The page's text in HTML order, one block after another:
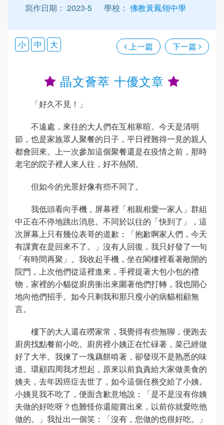
寫作日期： 2023-5
學校： 佛教黃鳳翎中學
上一篇 下一篇
小 中 大
晶文薈萃 十優文章
「好久不見！」
不遠處，來往的大人們在互相寒暄。今天是清明
節，也是家族眾人聚餐的日子，平日裡難得一見的親人
都會回來。上一次參加這個聚餐還是在疫情之前，那時
老宅的院子裡人來人往，好不熱鬧。
但如今的光景好像有些不同了。
我低頭看向手機，屏幕裡「相親相愛一家人」群組
中正在不停地跳出消息。不同於以往的「快到了」，這
次屏幕上只有幾位表哥的道歉：「抱歉啊家人們，今天
有課實在是回來不了。」沒有人回復，我只好發了一句
「有時間再聚」。我收起手機，坐在閣樓裡看著敞開的
院門，上次他們從這裡進來，手裡提著大包小包的禮
物，家裡的小貓從廚房衝出來圍著他們打轉，我也開心
地向他們招手。如今只剩我和那只瘦小的病貓相顧無
言。
樓下的大人還在嘮家常，我覺得有些無聊，便跑去
廚房找點餐前小吃。廚房裡小姨正在忙碌著，菜已經做
好了大半。我揀了一塊藕餅啃著，卻發現不是熟悉的味
道。環顧四周我才想起，原來以前負責給大家做美食的
姨夫，去年因癌症去世了，如今這個任務交給了小姨。
小姨見我不吃了，便面含歉意地說：「是不是沒有你姨
夫做的好吃呀？也難怪你還能嘗出來，以前你就愛吃他
做的。」我扯出一個笑：「沒有，您做的也很好吃。」